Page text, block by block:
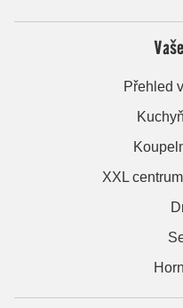
Přehled
XXL